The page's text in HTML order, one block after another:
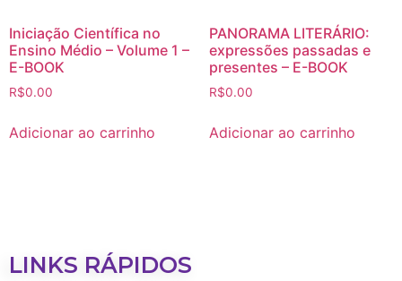
Iniciação Científica no
Ensino Médio – Volume 1 –
E-BOOK
R$0.00
Adicionar ao carrinho
PANORAMA LITERÁRIO:
expressões passadas e
presentes – E-BOOK
R$0.00
Adicionar ao carrinho
LINKS RÁPIDOS